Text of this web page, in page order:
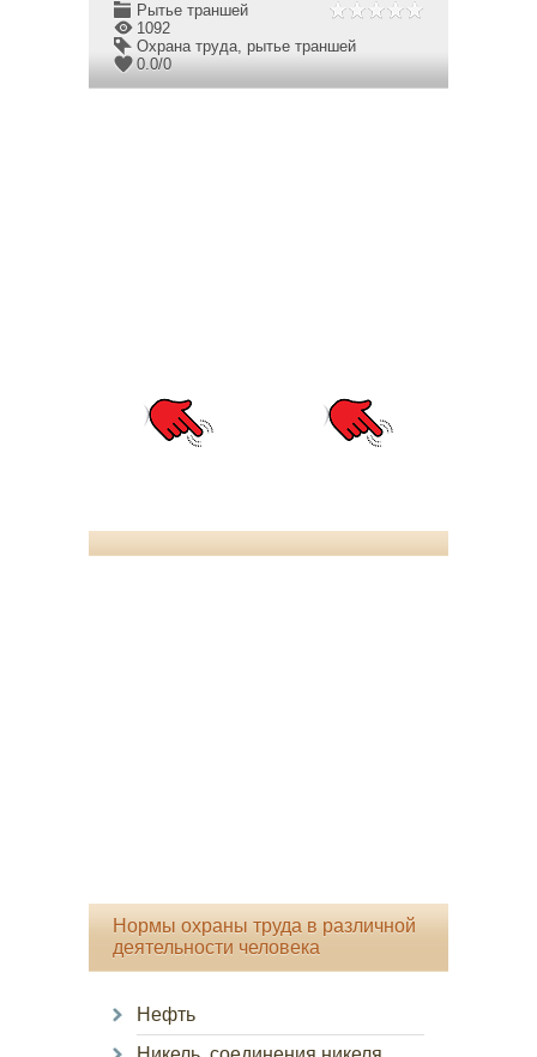
Рытье траншей
1092
Охрана труда, рытье траншей
0.0/0
Нормы охраны труда в различной
деятельности человека
Нефть